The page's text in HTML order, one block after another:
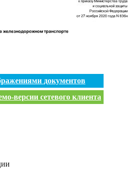
документов
версии сетевого клиента